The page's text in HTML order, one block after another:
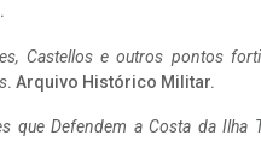
Castellos e outros pontos
. Arquivo Histórico Militar.
que Defendem a Costa da Ilha